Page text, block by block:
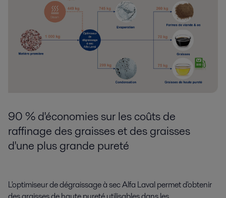
90 % d'économies sur les coûts de
raffinage des graisses et des graisses
d'une plus grande pureté
L'optimiseur de dégraissage à sec Alfa Laval permet d'obtenir